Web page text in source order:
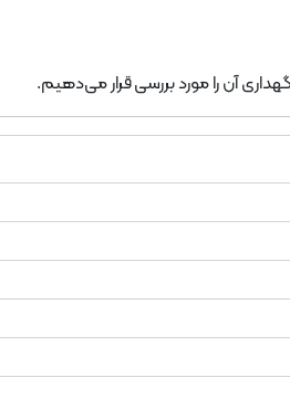
آن را مورد بررسی قرار می‌دهیم.